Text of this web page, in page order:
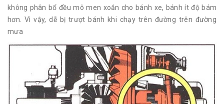
không phân bổ đều mô men xoắn cho bánh xe, bánh ít độ bám
hơn. Vì vậy, dễ bị trượt bánh khi chạy trên đường trên đường
mưa